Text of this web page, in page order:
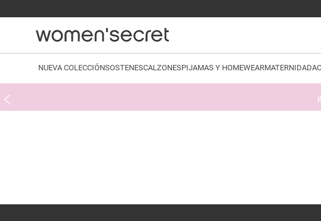
NUEVA COLECCIÓNSOSTENESCALZONESPIJAMAS Y HOMEWEARMATERNIDAD